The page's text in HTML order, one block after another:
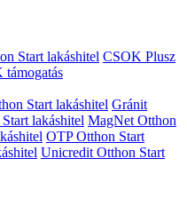
Start lakáshitel CSOK Plusz
támogatás
Start lakáshitel Gránit
lakáshitel MagNet Otthon
OTP Otthon Start
Unicredit Otthon Start